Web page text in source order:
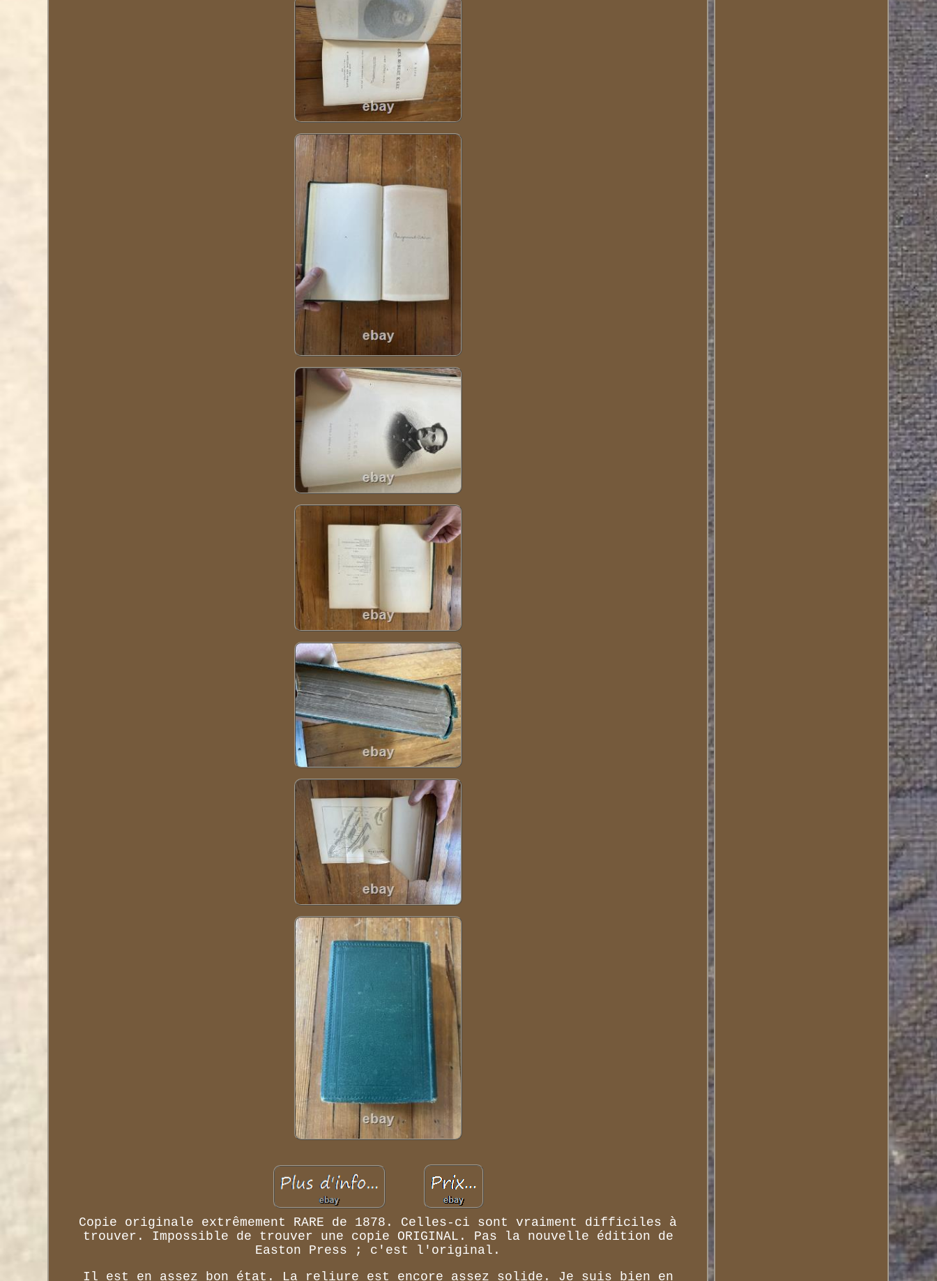
Copie originale extrêmement RARE de 1878. Celles-ci sont vraiment difficiles à
trouver. Impossible de trouver une copie ORIGINAL. Pas la nouvelle édition de
Easton Press ; c'est l'original.
Il est en assez bon état. La reliure est encore assez solide. Je suis bien en